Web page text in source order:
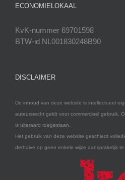
ECONOMIELOKAAL
KvK-nummer 69701598
BTW-id NL001830248B90
DISCLAIMER
De inhoud van deze website is intellectueel
auteursrecht geldt voor commercieel gebruik.
is uiteraard toegestaan.
Het gebruik van deze website geschiedt
derhalve op geen enkele wijze aansprakelijk te